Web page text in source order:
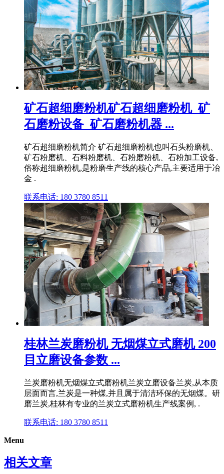
矿石超细磨粉机矿石超细磨粉机_矿
石磨粉设备_矿石磨粉机器 ...
矿石超细磨粉机简介 矿石超细磨粉机也叫石头粉磨机、
矿石粉磨机、石料粉磨机、石粉磨粉机、石粉加工设备,
俗称超细磨粉机,是粉磨生产线的核心产品,主要适用于冶
金 .
联系电话: 180 3780 8511
桂林兰炭磨粉机 无烟煤立式磨机 200
目立磨设备参数 ...
兰炭磨粉机无烟煤立式磨粉机兰炭立磨设备兰炭,从本质
层面而言,兰炭是一种煤,并且属于清洁环保的无烟煤。研
磨兰炭,桂林有专业的兰炭立式磨粉机生产线案例, .
联系电话: 180 3780 8511
Menu
相关文章